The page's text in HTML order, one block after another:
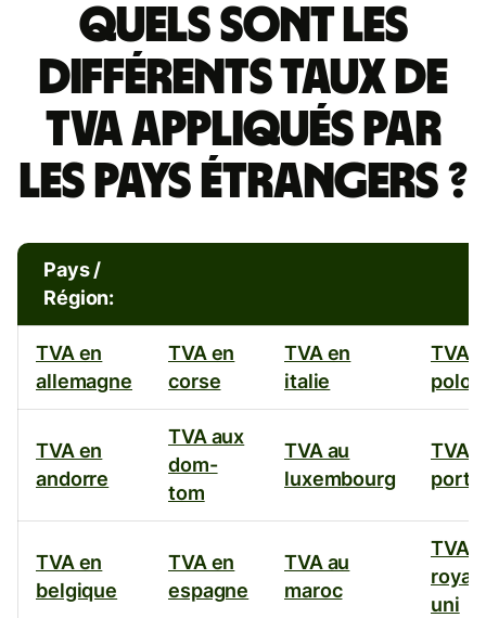
sont
les
différents
taux
de
TVA
appliqués
par
les
pays
étrangers ?
Quels sont les
différents taux de
TVA appliqués par
les pays étrangers ?
Pays /
Région:
TVA en
allemagne
TVA en
corse
TVA en
italie
TVA
TVA en
andorre
TVA aux
dom-
tom
TVA au
luxembourg
TVA
TVA en
belgique
TVA en
espagne
TVA au
maroc
TVA
uni